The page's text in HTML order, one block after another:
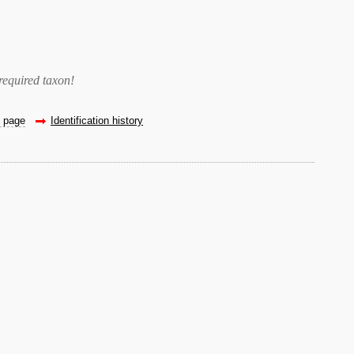
taxon!
page Identification history